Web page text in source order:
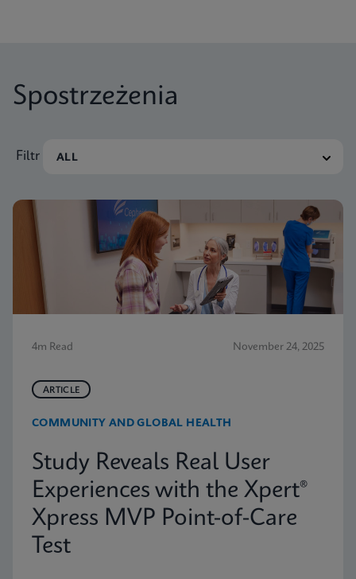
Spostrzeżenia
Filtr
4m Read November 24, 2025
ARTICLE
COMMUNITY AND GLOBAL HEALTH
Study Reveals Real User
Experiences with the Xpert®
Xpress MVP Point-of-Care
Test